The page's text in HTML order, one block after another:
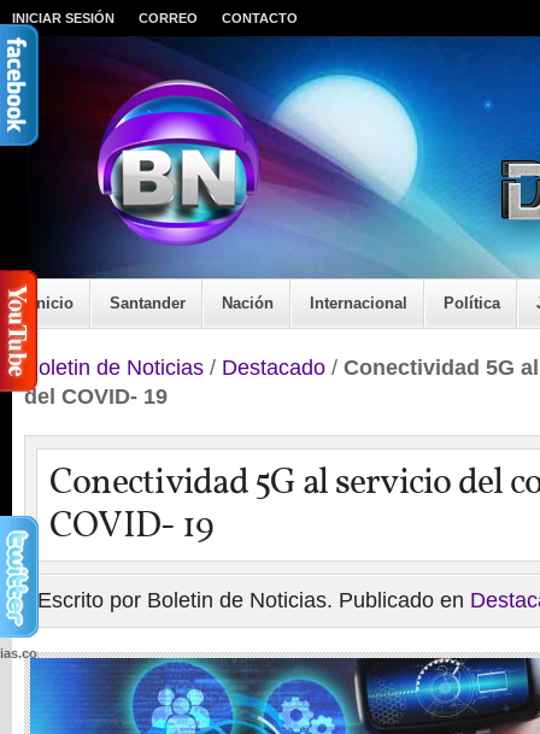
INICIAR SESIÓN CORREO CONTACTO
Inicio Santander Nación Internacional Política
Boletin de Noticias / Destacado / Conectividad 5G
del COVID- 19
Conectividad 5G al servicio del
COVID- 19
Escrito por Boletin de Noticias. Publicado en
wp-